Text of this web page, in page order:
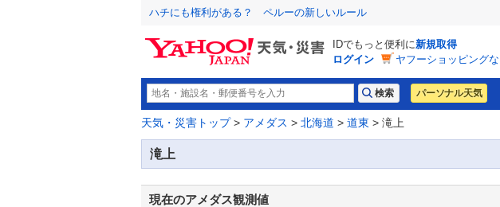
ハチにも権利がある？ ペルーの新しいルール
IDでもっと便利に新規取得
ログイン
ヤフーショッピング
パーソナル天気
天気・災害トップ> アメダス > 北海道 > 道東 > 滝上
滝上
現在のアメダス観測値